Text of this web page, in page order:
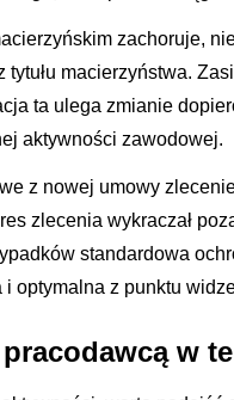
zachoruje,
macierzyństwa.
ta ulega zmianie
aktywności zawodowej.
z nowej umowy
zlecenia wykraczał
standardowa
optymalna z punktu
w